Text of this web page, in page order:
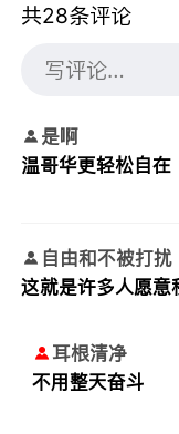
共28条评论
是啊
温哥华更轻松自在
自由和不被打扰
这就是许多人愿意
耳根清净
不用整天奋斗